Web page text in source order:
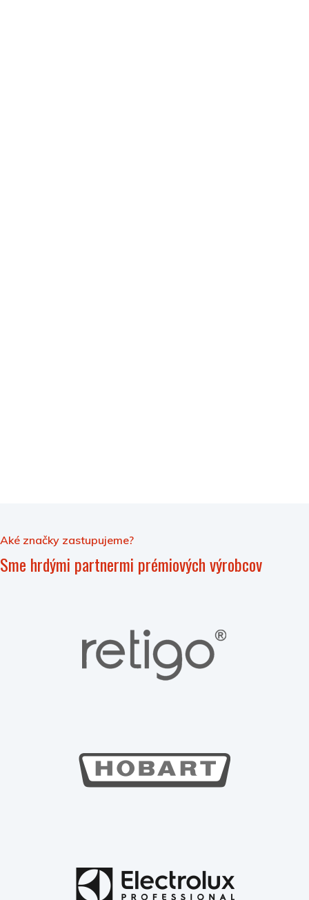
Aké značky zastupujeme?
Sme hrdými partnermi prémiových výrobcov